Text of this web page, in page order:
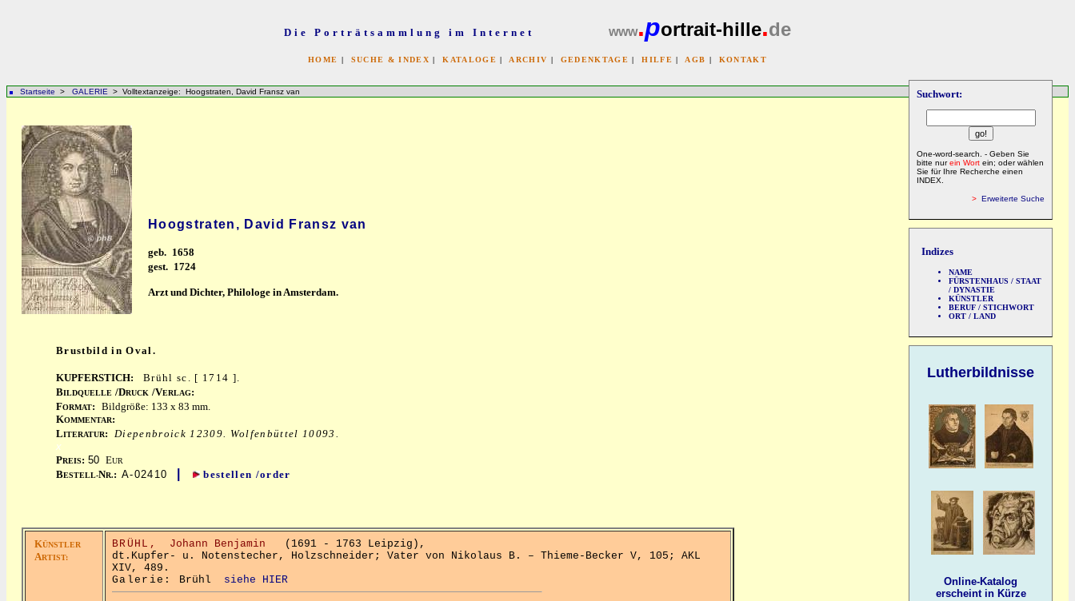
Die Porträtsammlung im Internet www.portrait-hille.de
HOME | SUCHE & INDEX |KATALOGE | ARCHIV | GEDENKTAGE |HILFE | AGB | KONTAKT
Suchwort:
One-word-search. - Geben Sie
bitte nurein Wort ein; oder wählen
Sie für Ihre Recherche einen
INDEX.
> Erweiterte Suche
Indizes
NAME
FÜRSTENHAUS / STAAT
/ DYNASTIE
KÜNSTLER
BERUF / STICHWORT
ORT / LAND
Lutherbildnisse
Online-Katalog
erscheint in Kürze
Startseite > GALERIE > Volltextanzeige: Hoogstraten, David Fransz van
Hoogstraten, David Fransz van
geb. 1658
gest. 1724
Arzt und Dichter, Philologe in Amsterdam.
Brustbild in Oval.
KUPFERSTICH:
Brühl sc. [ 1714 ].
BILDQUELLE /DRUCK /VERLAG:
FORMAT: Bildgröße: 133 x 83 mm.
KOMMENTAR:
LITERATUR: Diepenbroick 12309. Wolfenbüttel 10093.
x
PREIS: 50 EUR
BESTELL-NR.: A-02410 | bestellen /order
KÜNSTLER
ARTIST:
BRÜHL, Johann Benjamin (1691 - 1763 Leipzig),
dt.Kupfer- u. Notenstecher, Holzschneider; Vater von Nikolaus B. – Thieme-Becker V, 105; AKL
XIV, 489.
Galerie: Brühl siehe HIER